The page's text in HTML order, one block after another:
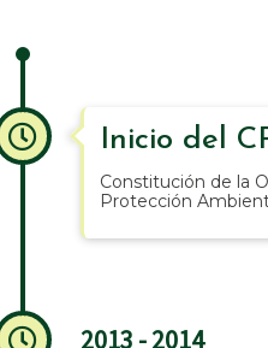
Inicio del
Constitución de la
Protección
2013 - 2014